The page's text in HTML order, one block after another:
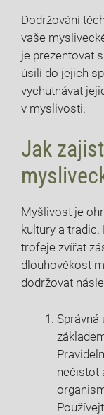
Dodržování
vaše
je prezentovat
úsilí do jejich
vychutnávat
v myslivosti.
Jak
Myšlivost je
kultury a
trofeje zvířat
dlouhověkost
dodržovat
Správná
nečistot